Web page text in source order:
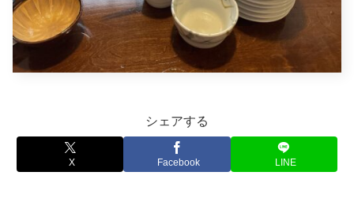
シェアする
X Facebook LINE